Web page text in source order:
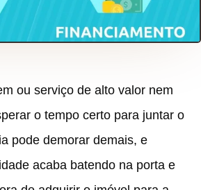
ou serviço de alto valor nem
o tempo certo para juntar o
pode demorar demais, e
acaba batendo na porta e